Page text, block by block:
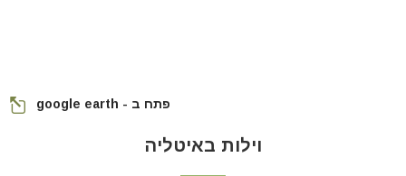
פתח ב - google earth
וילות באיטליה